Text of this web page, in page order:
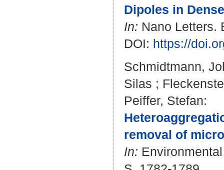
Dipoles in
In: Nano Letters.
DOI: https://
Schmidtmann,
Silas ;
Peiffer, Stefan:
removal of
In: